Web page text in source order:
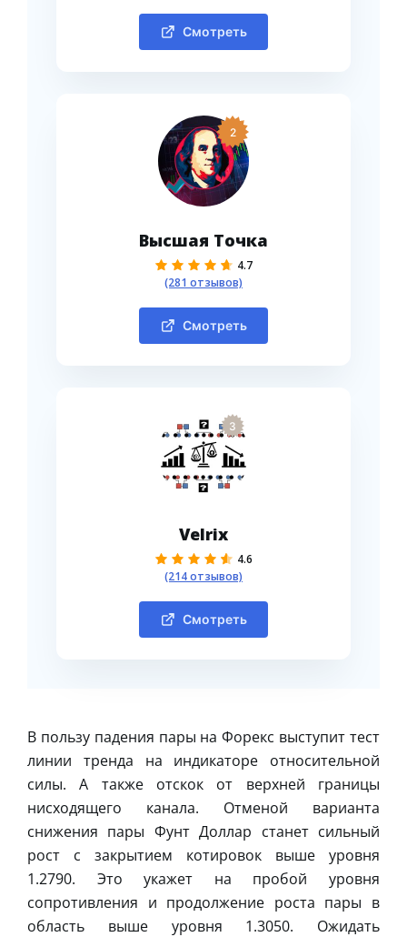
Смотреть
2
Высшая Точка
4.7
(281 отзывов)
Смотреть
3
Velrix
4.6
(214 отзывов)
Смотреть
В пользу падения пары на Форекс выступит тест
линии тренда на индикаторе относительной
силы. А также отскок от верхней границы
нисходящего канала. Отменой варианта
снижения пары Фунт Доллар станет сильный
рост с закрытием котировок выше уровня
1.2790. Это укажет на пробой уровня
сопротивления и продолжение роста пары в
область выше уровня 1.3050. Ожидать